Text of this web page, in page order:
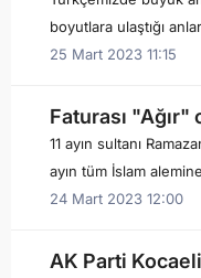
boyutlara ulaştığı
25 Mart 2023 11:15
Faturası "Ağır"
11 ayın sultanı
ayın tüm İslam
24 Mart 2023 12:00
AK Parti